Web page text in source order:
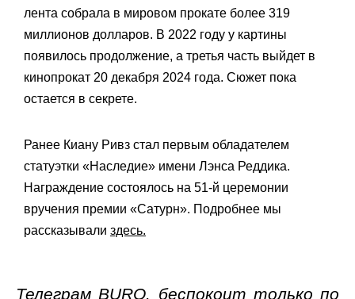
лента собрала в мировом прокате более 319
миллионов долларов. В 2022 году у картины
появилось продолжение, а третья часть выйдет в
кинопрокат 20 декабря 2024 года. Сюжет пока
остается в секрете.
Ранее Киану Ривз стал первым обладателем
статуэтки «Наследие» имени Лэнса Реддика.
Награждение состоялось на 51-й церемонии
вручения премии «Сатурн». Подробнее мы
рассказывали здесь.
Телеграм BURO. беспокоит только по